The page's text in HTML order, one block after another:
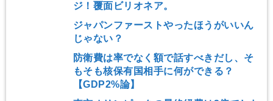
ジ！覆面ビリオネア。
ジャパンファーストやったほうがいいん
じゃない？
防衛費は率でなく額で話すべきだし、そ
もそも核保有国相手に何ができる？
【GDP2%論】